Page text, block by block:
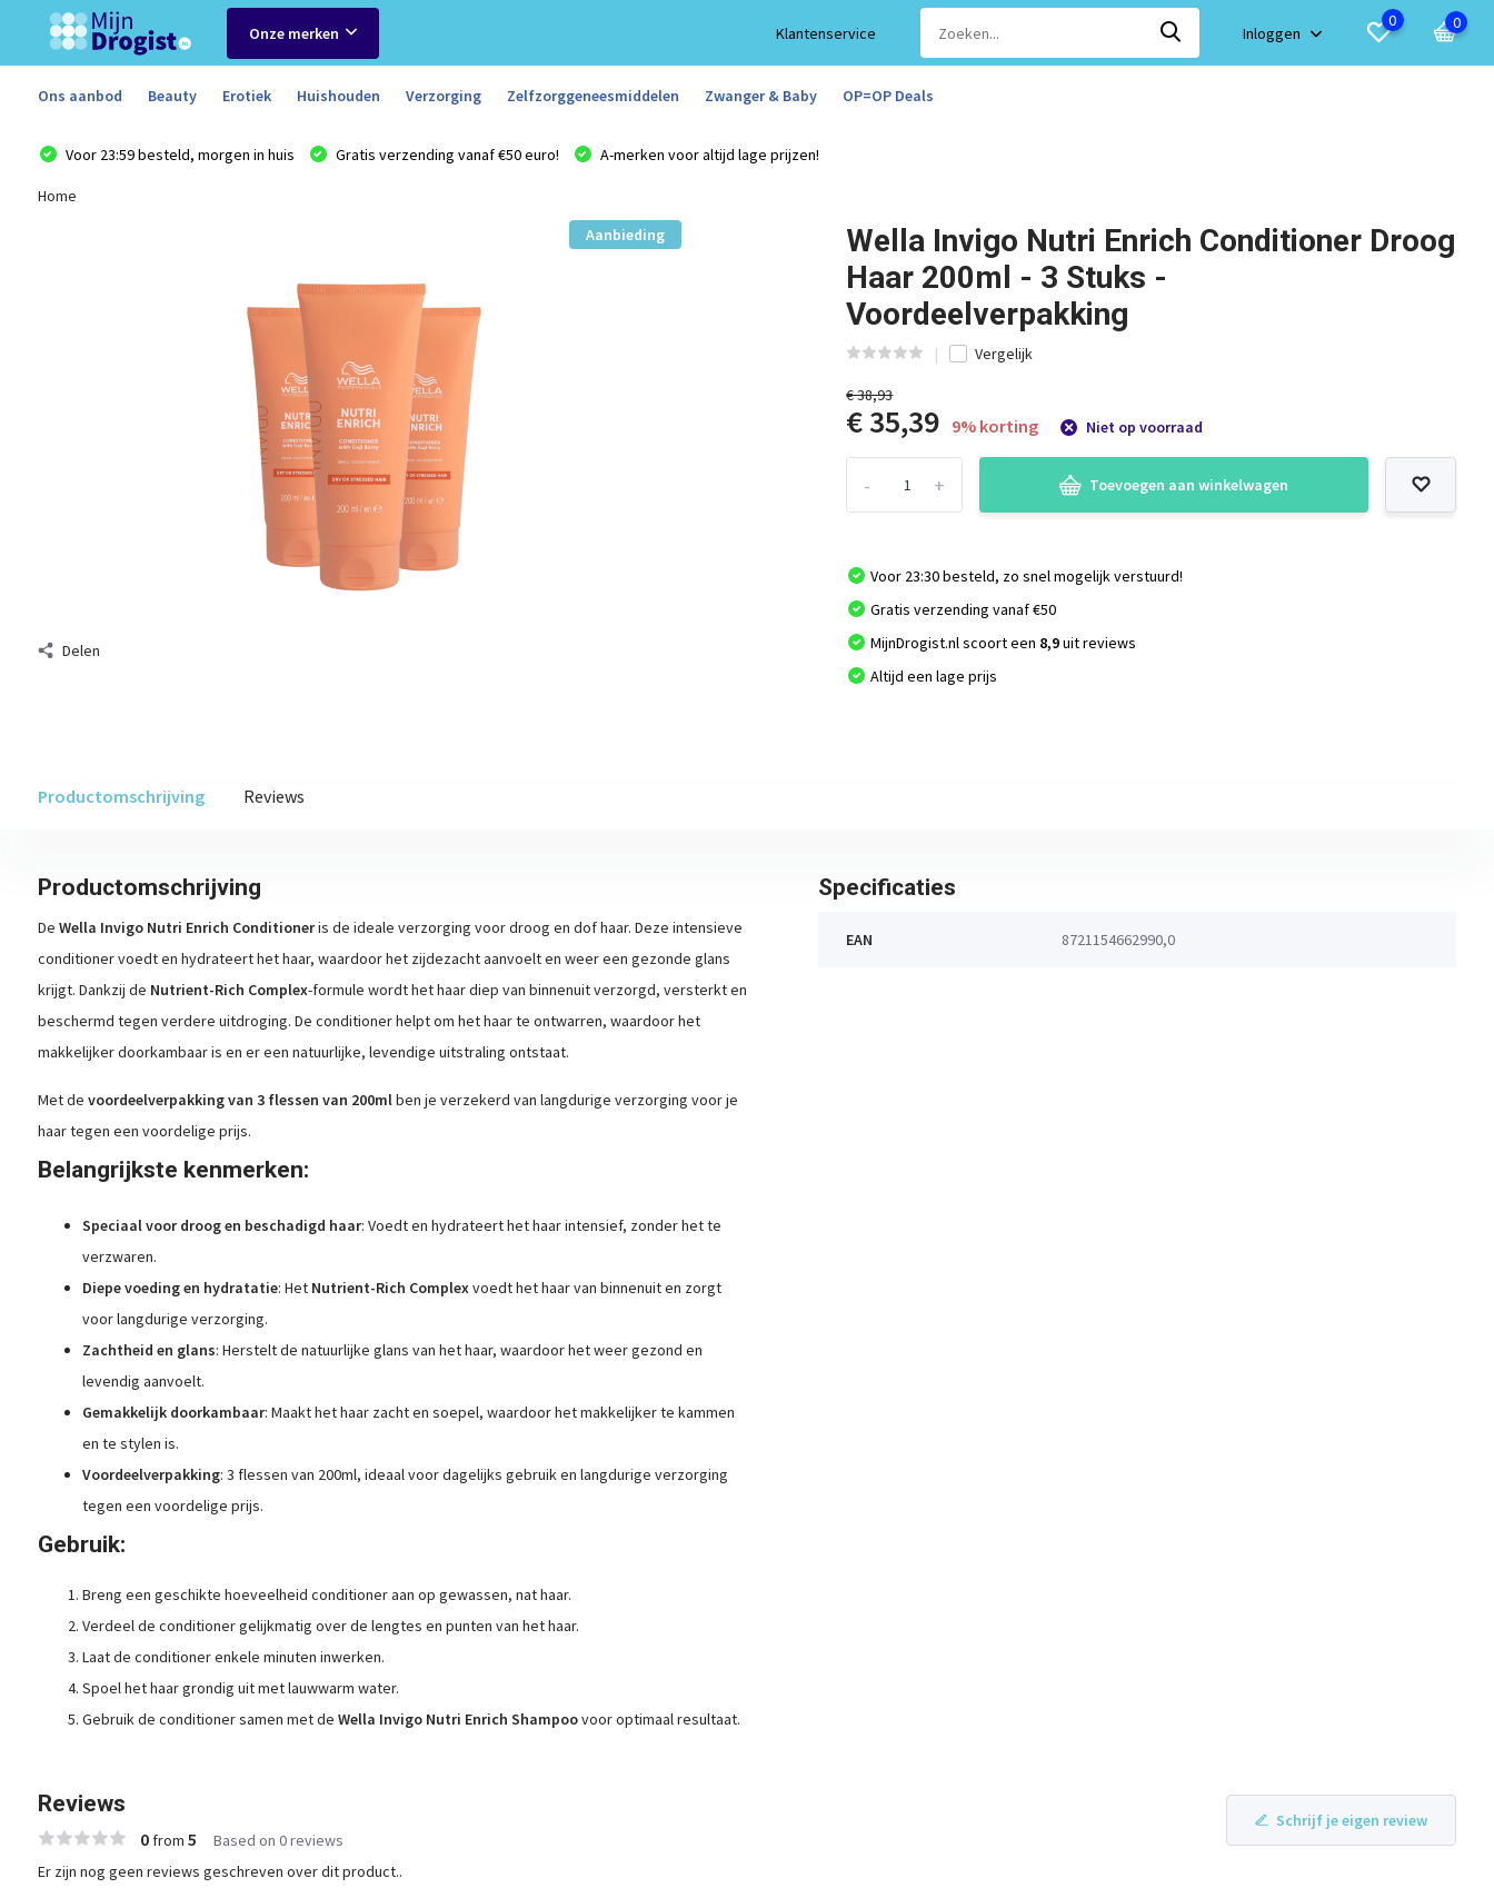
Onze merken Klantenservice Inloggen
0 0
Ons aanbod Beauty Erotiek Huishouden Verzorging Zelfzorggeneesmiddelen Zwanger & Baby OP=OP Deals
Voor 23:59 besteld, morgen in huis Gratis verzending vanaf €50 euro! A-merken voor altijd lage prijzen!
Home
Aanbieding
Delen
Wella Invigo Nutri Enrich Conditioner Droog
Haar 200ml - 3 Stuks -
Voordeelverpakking
Vergelijk
€ 38,93
€ 35,39 9% korting Niet op voorraad
+
- Toevoegen aan winkelwagen
Voor 23:30 besteld, zo snel mogelijk verstuurd!
Gratis verzending vanaf €50
MijnDrogist.nl scoort een 8,9uit reviews
Altijd een lage prijs
Productomschrijving Reviews
Productomschrijving
De Wella Invigo Nutri Enrich Conditioneris de ideale verzorging voor droog en dof haar. Deze intensieve
conditioner voedt en hydrateert het haar, waardoor het zijdezacht aanvoelt en weer een gezonde glans
krijgt. Dankzij de Nutrient-Rich Complex-formule wordt het haar diep van binnenuit verzorgd, versterkt en
beschermd tegen verdere uitdroging. De conditioner helpt om het haar te ontwarren, waardoor het
makkelijker doorkambaar is en er een natuurlijke, levendige uitstraling ontstaat.
Met de voordeelverpakking van 3 flessen van 200mlben je verzekerd van langdurige verzorging voor je
haar tegen een voordelige prijs.
Belangrijkste kenmerken:
Speciaal voor droog en beschadigd haar: Voedt en hydrateert het haar intensief, zonder het te
verzwaren.
Diepe voeding en hydratatie: Het Nutrient-Rich Complexvoedt het haar van binnenuit en zorgt
voor langdurige verzorging.
Zachtheid en glans: Herstelt de natuurlijke glans van het haar, waardoor het weer gezond en
levendig aanvoelt.
Gemakkelijk doorkambaar: Maakt het haar zacht en soepel, waardoor het makkelijker te kammen
en te stylen is.
Voordeelverpakking: 3 flessen van 200ml, ideaal voor dagelijks gebruik en langdurige verzorging
tegen een voordelige prijs.
Gebruik:
Breng een geschikte hoeveelheid conditioner aan op gewassen, nat haar.
Verdeel de conditioner gelijkmatig over de lengtes en punten van het haar.
Laat de conditioner enkele minuten inwerken.
Spoel het haar grondig uit met lauwwarm water.
Gebruik de conditioner samen met de Wella Invigo Nutri Enrich Shampoovoor optimaal resultaat.
Specificaties
EAN 8721154662990,0
Reviews
0from 5 Based on 0 reviews
Schrijf je eigen review
Er zijn nog geen reviews geschreven over dit product..